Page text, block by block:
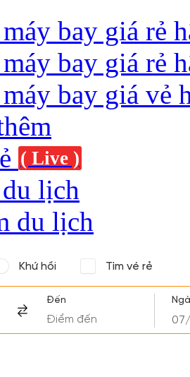
bay giá rẻ
bay giá rẻ
bay giá vẻ
( Live )
lịch
du lịch